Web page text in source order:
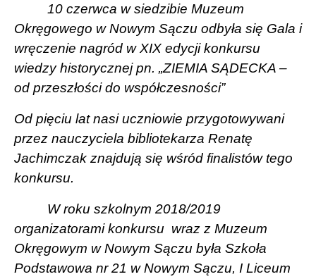
10 czerwca w siedzibie Muzeum
Okręgowego w Nowym Sączu odbyła się Gala i
wręczenie nagród w XIX edycji konkursu
wiedzy historycznej pn. „ZIEMIA SĄDECKA –
od przeszłości do współczesności”
Od pięciu lat nasi uczniowie przygotowywani
przez nauczyciela bibliotekarza Renatę
Jachimczak znajdują się wśród finalistów tego
konkursu.
W roku szkolnym 2018/2019
organizatorami konkursu wraz z Muzeum
Okręgowym w Nowym Sączu była Szkoła
Podstawowa nr 21 w Nowym Sączu, I Liceum